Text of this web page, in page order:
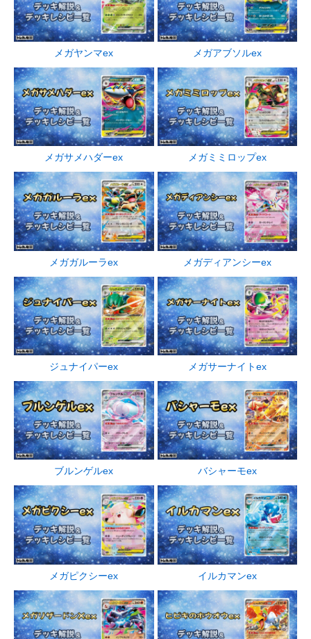
メガヤンマex メガアブソルex
メガサメハダーex メガミミロップex
メガガルーラex メガディアンシーex
ジュナイパーex メガサーナイトex
ブルンゲルex バシャーモex
メガピクシーex イルカマンex